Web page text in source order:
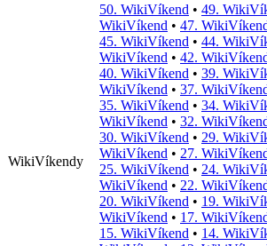
WikiVíkendy
50. WikiVíkend • 49.
WikiVíkend • 47.
45. WikiVíkend • 44.
WikiVíkend • 42.
40. WikiVíkend • 39.
WikiVíkend • 37.
35. WikiVíkend • 34.
WikiVíkend • 32.
30. WikiVíkend • 29.
WikiVíkend • 27.
25. WikiVíkend • 24.
WikiVíkend • 22.
20. WikiVíkend • 19.
WikiVíkend • 17.
15. WikiVíkend • 14.